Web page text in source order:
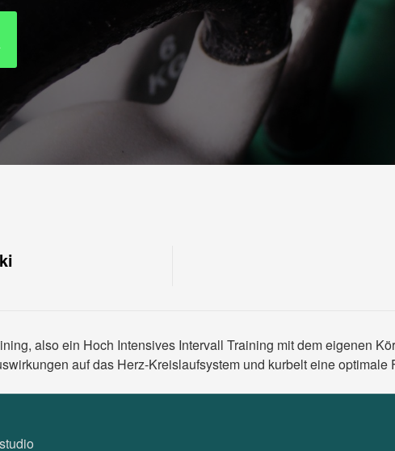
also ein Hoch Intensives Intervall Training mit dem eigenen
auf das Herz-Kreislaufsystem und kurbelt eine